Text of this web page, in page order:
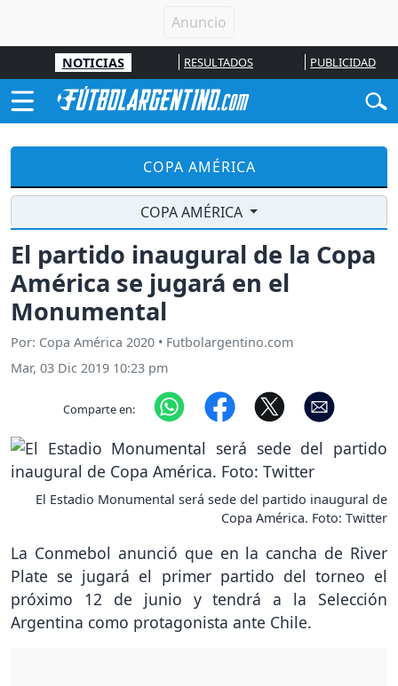
NOTICIAS RESULTADOS PUBLICIDAD
COPA AMÉRICA
COPA AMÉRICA
El partido inaugural de la Copa
América se jugará en el
Monumental
Por: Copa América 2020 • Futbolargentino.com
Mar, 03 Dic 2019 10:23 pm
Comparte en:
El Estadio Monumental será sede del partido inaugural de
Copa América. Foto: Twitter
La Conmebol anunció que en la cancha de River
Plate se jugará el primer partido del torneo el
próximo 12 de junio y tendrá a la Selección
Argentina como protagonista ante Chile.